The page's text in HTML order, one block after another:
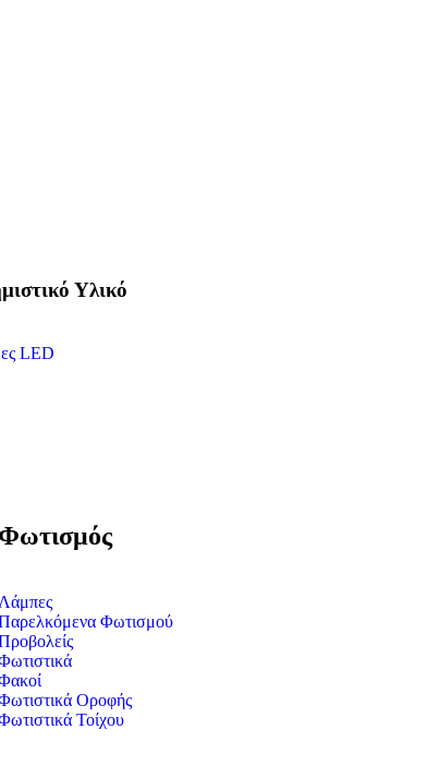
Υλικό
LED
Φωτισμός
Λάμπες
Φωτισμού
Οροφής
Τοίχου